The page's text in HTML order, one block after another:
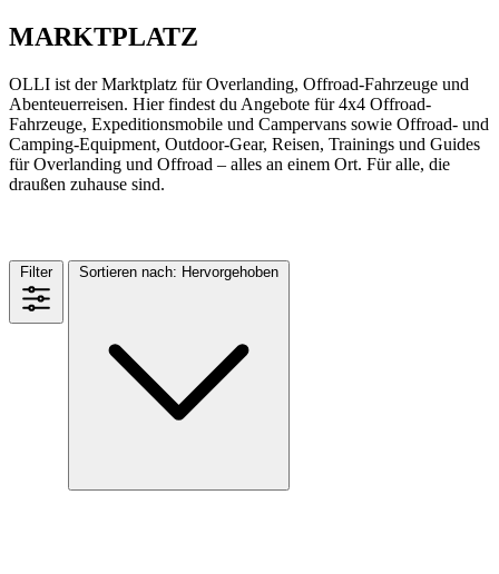
MARKTPLATZ
OLLI ist der Marktplatz für Overlanding, Offroad-Fahrzeuge und
Abenteuerreisen. Hier findest du Angebote für 4x4 Offroad-
Fahrzeuge, Expeditionsmobile und Campervans sowie Offroad- und
Camping-Equipment, Outdoor-Gear, Reisen, Trainings und Guides
für Overlanding und Offroad – alles an einem Ort. Für alle, die
draußen zuhause sind.
Filter Sortieren nach: Hervorgehoben